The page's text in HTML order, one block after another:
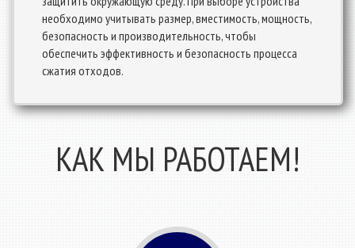
необходимо учитывать размер, вместимость, мощность,
безопасность и производительность, чтобы
обеспечить эффективность и безопасность процесса
сжатия отходов.
КАК МЫ РАБОТАЕМ!